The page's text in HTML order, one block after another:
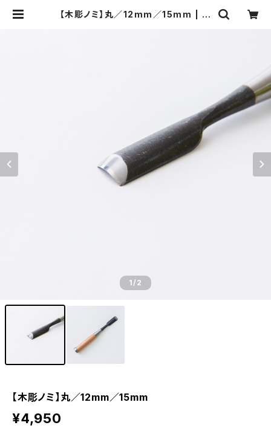
【木彫ノミ】丸／12mm／15mm | 河
1/2
【木彫ノミ】丸／12mm／15mm
¥4,950